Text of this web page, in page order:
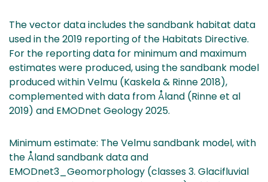
The vector data includes the sandbank habitat data
used in the 2019 reporting of the Habitats Directive.
For the reporting data for minimum and maximum
estimates were produced, using the sandbank model
produced within Velmu (Kaskela & Rinne 2018),
complemented with data from Åland (Rinne et al
2019) and EMODnet Geology 2025.
Minimum estimate: The Velmu sandbank model, with
the Åland sandbank data and
EMODnet3_Geomorphology (classes 3. Glacifluvial